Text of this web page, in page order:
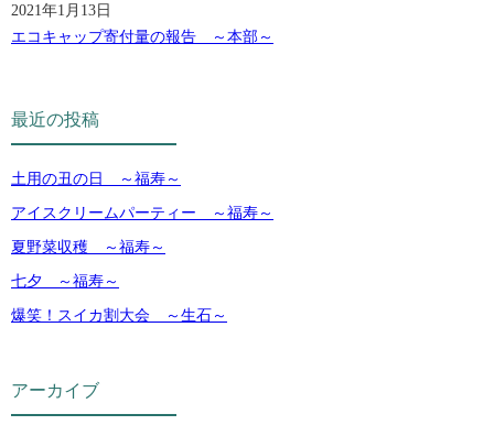
2021年1月13日
エコキャップ寄付量の報告 ～本部～
最近の投稿
土用の丑の日 ～福寿～
アイスクリームパーティー ～福寿～
夏野菜収穫 ～福寿～
七夕 ～福寿～
爆笑！スイカ割大会 ～生石～
アーカイブ